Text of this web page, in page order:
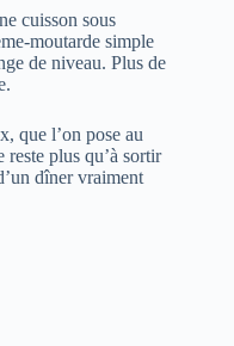
cuisson sous
moutarde simple
de niveau. Plus de
que l’on pose au
plus qu’à sortir
dîner vraiment